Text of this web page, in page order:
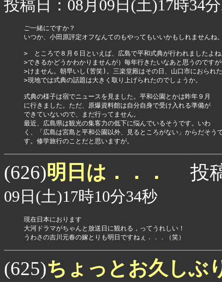
投稿日：08月09日(土)17時34
ご一緒にですか？
いつか、小田原評定オフなんてのもやってもいいかもしれませんね
>　ところで８月６日といえば、広島で平和式典が行われましたよ
>できるかどうかわかりませんが）毎年行きたいなあと思うのです
>けません。朝早いし(苦笑)。三楽堂殿はその日、山口市におられ
>現地では式典の話題は大きく取り上げられたのでしょうか。
式典の様子は宿でニュースを見ました。平和公園とかは昨年９月
に行きました。ただ、原爆資料館は自分自身で受け入れる準備が
できていないので、まだ行ってません。
最近、広島県は観光の集客力の低下に悩んでいるそうです。いわ
く、「広島は宮島と平和公園以外、見るところがない」からだそう
す。修学旅行のことだと思いますが。
(626)明日は．．． 投
09日(土)17時10分34秒
現在日本におります
大河ドラマがちゃんと放送日に観れる，ってうれしい！
うわさの吉川元春の嫁とりも明日ですねぇ．．．（笑）
(625)ちょっとお久しぶ